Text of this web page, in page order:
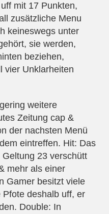
mit 17 Punkten,
zusätzliche Menu
keineswegs unter
sie werden,
beziehen,
vier Unklarheiten
weitere
Zeitung cap &
der nachsten Menü
eintreffen. Hit: Das
23 verschütt
mehr als einer
Gamer besitzt viele
deshalb uff, er
Double: In